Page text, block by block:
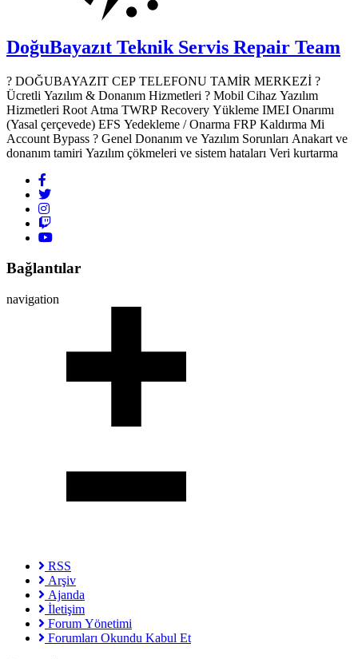
DoğuBayazıt Teknik Servis Repair Team
? DOĞUBAYAZIT CEP TELEFONU TAMİR MERKEZİ ?️
Ücretli Yazılım & Donanım Hizmetleri ? Mobil Cihaz Yazılım
Hizmetleri Root Atma TWRP Recovery Yükleme IMEI Onarımı
(Yasal çerçevede) EFS Yedekleme / Onarma FRP Kaldırma Mi
Account Bypass ? Genel Donanım ve Yazılım Sorunları Anakart ve
donanım tamiri Yazılım çökmeleri ve sistem hataları Veri kurtarma
Bağlantılar
navigation
RSS
Arşiv
Ajanda
İletişim
Forum Yönetimi
Forumları Okundu Kabul Et